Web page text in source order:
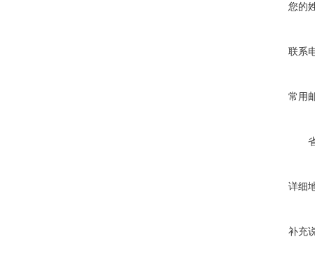
您的
联系
常用
详细
补充